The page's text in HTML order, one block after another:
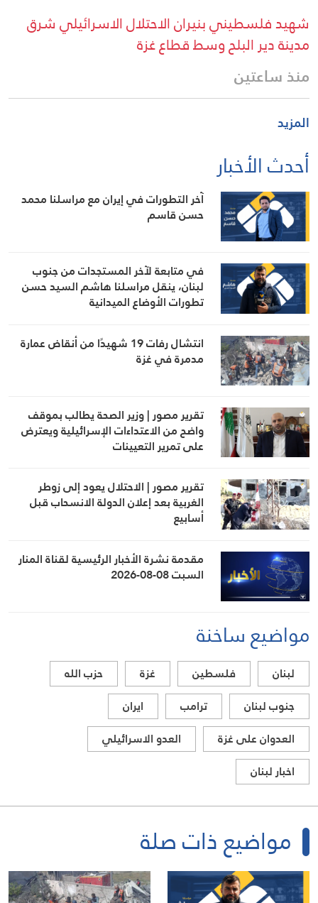
شهيد فلسطيني بنيران الاحتلال الاسرائيلي شرق
مدينة دير البلح وسط قطاع غزة
منذ ساعتين
المزيد
أحدث الأخبار
آخر التطورات في إيران مع مراسلنا محمد
حسن قاسم
في متابعة لآخر المستجدات من جنوب
لبنان، ينقل مراسلنا هاشم السيد حسن
تطورات الأوضاع الميدانية
انتشال رفات 19 شهيدًا من أنقاض عمارة
مدمرة في غزة
تقرير مصور | وزير الصحة يطالب بموقف
واضح من الاعتداءات الإسرائيلية ويعترض
على تمرير التعيينات
تقرير مصور | الاحتلال يعود إلى زوطر
الغربية بعد إعلان الدولة الانسحاب قبل
أسابيع
مقدمة نشرة الأخبار الرئيسية لقناة المنار
السبت 08-08-2026
مواضيع ساخنة
لبنان فلسطين غزة
حزب الله
جنوب لبنان
ترامب
ايران
العدوان على غزة
العدو الاسرائيلي
اخبار لبنان
مواضيع ذات صلة